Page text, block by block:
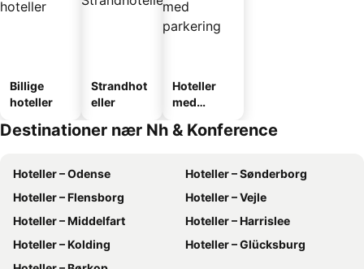
Billige
hoteller
Strandhot
eller
Hoteller
med
Destinationer nær Nh & Konference
Hoteller – Odense
Hoteller – Sønderborg
Hoteller – Flensborg
Hoteller – Vejle
Hoteller – Middelfart
Hoteller – Harrislee
Hoteller – Kolding
Hoteller – Glücksburg